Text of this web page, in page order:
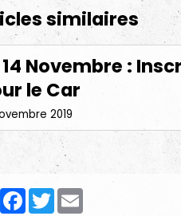
similaires
14 Novembre :
le Car
2019
Facebook
TwitterEmail